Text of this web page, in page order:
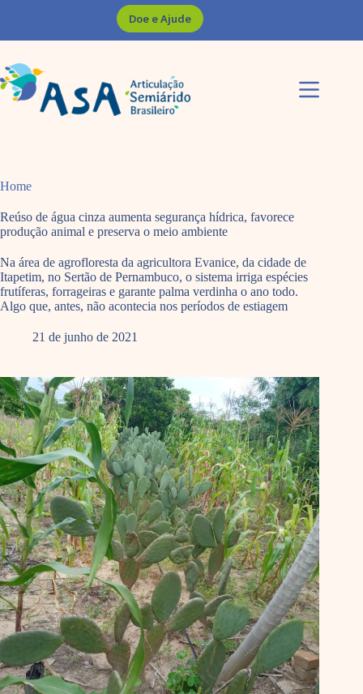
Doe e Ajude
Home
Reúso de água cinza aumenta segurança hídrica, favorece
produção animal e preserva o meio ambiente
Na área de agrofloresta da agricultora Evanice, da cidade de
Itapetim, no Sertão de Pernambuco, o sistema irriga espécies
frutíferas, forrageiras e garante palma verdinha o ano todo.
Algo que, antes, não acontecia nos períodos de estiagem
21 de junho de 2021